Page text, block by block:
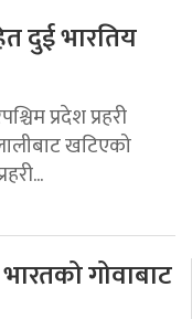
दुई भारतिय
प्रदेश प्रहरी
खटिएको
गोवाबाट